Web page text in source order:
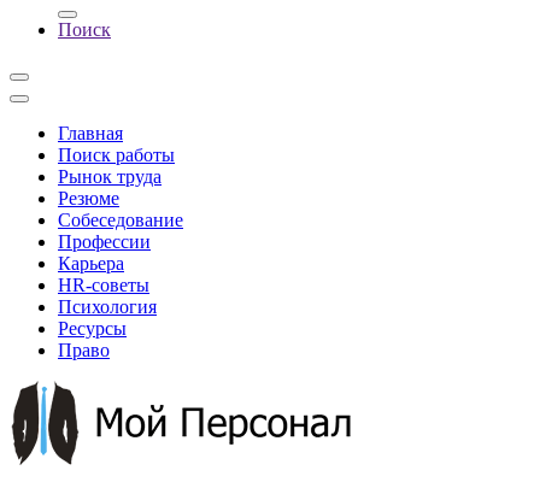
Поиск
Главная
Поиск работы
Рынок труда
Резюме
Собеседование
Профессии
Карьера
HR-советы
Психология
Ресурсы
Право